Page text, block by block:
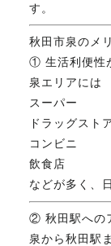
す。
秋田市泉のメ
① 生活利便性
泉エリアには
スーパー
ドラッグスト
コンビニ
飲食店
などが多く、
② 秋田駅への
泉から秋田駅